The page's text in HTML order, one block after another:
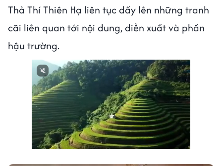
Thả Thí Thiên Hạ liên tục dấy lên những tranh
cãi liên quan tới nội dung, diễn xuất và phần
hậu trường.